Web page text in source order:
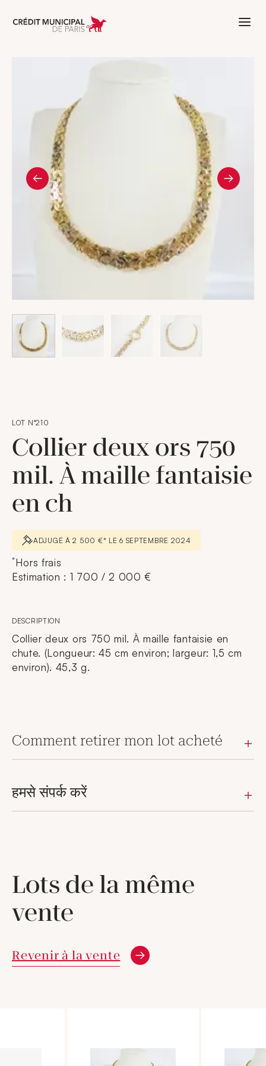
Aller à l'accueil de Crédit Municipal
LOT N°210
Collier deux ors 750
mil. À maille fantaisie
en ch
ADJUGÉ À 2 500 €* LE 6 SEPTEMBRE 2024
*Hors frais
Estimation : 1 700 / 2 000 €
DESCRIPTION
Collier deux ors 750 mil. À maille fantaisie en
chute. (Longueur: 45 cm environ; largeur: 1,5 cm
environ). 45,3 g.
Comment retirer mon lot acheté
हमसे संपर्क करें
Lots de la même
vente
Revenir à la vente